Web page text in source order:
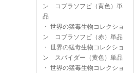
ン コブラソフビ（黄色）単
品
・ 世界の猛毒生物コレクショ
ン コブラソフビ（赤）単品
・ 世界の猛毒生物コレクショ
ン スパイダー（黄色）単品
・ 世界の猛毒生物コレクショ